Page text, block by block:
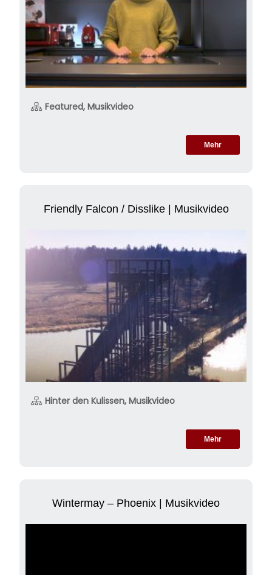
Featured, Musikvideo
Mehr
Friendly Falcon / Disslike | Musikvideo
Hinter den Kulissen, Musikvideo
Mehr
Wintermay – Phoenix | Musikvideo